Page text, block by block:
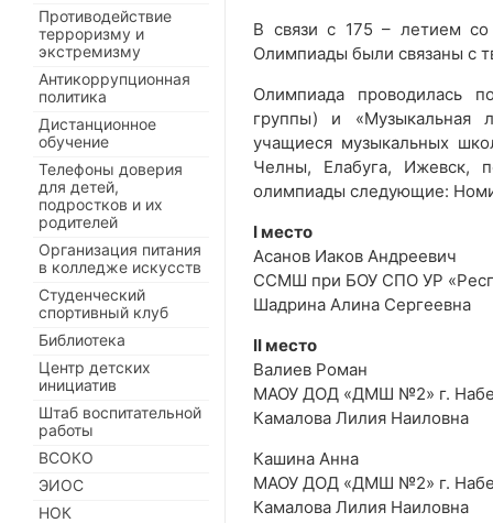
В связи с 175 – летием со
Олимпиады были связаны с
Олимпиада проводилась
группы) и «Музыкальная
учащиеся музыкальных
Челны, Елабуга, Ижевск,
олимпиады следующие:
I место
Асанов Иаков Андреевич
ССМШ при БОУ СПО УР
Шадрина Алина Сергеевна
II место
Валиев Роман
МАОУ ДОД «ДМШ №2» г.
Камалова Лилия Наиловна
Кашина Анна
МАОУ ДОД «ДМШ №2» г.
Камалова Лилия Наиловна
Противодействие
терроризму и
экстремизму
Антикоррупционная
политика
Дистанционное
обучение
Телефоны доверия
для детей,
подростков и их
родителей
Организация питания
в колледже искусств
Студенческий
спортивный клуб
Библиотека
Центр детских
инициатив
Штаб воспитательной
работы
ВСОКО
ЭИОС
НОК